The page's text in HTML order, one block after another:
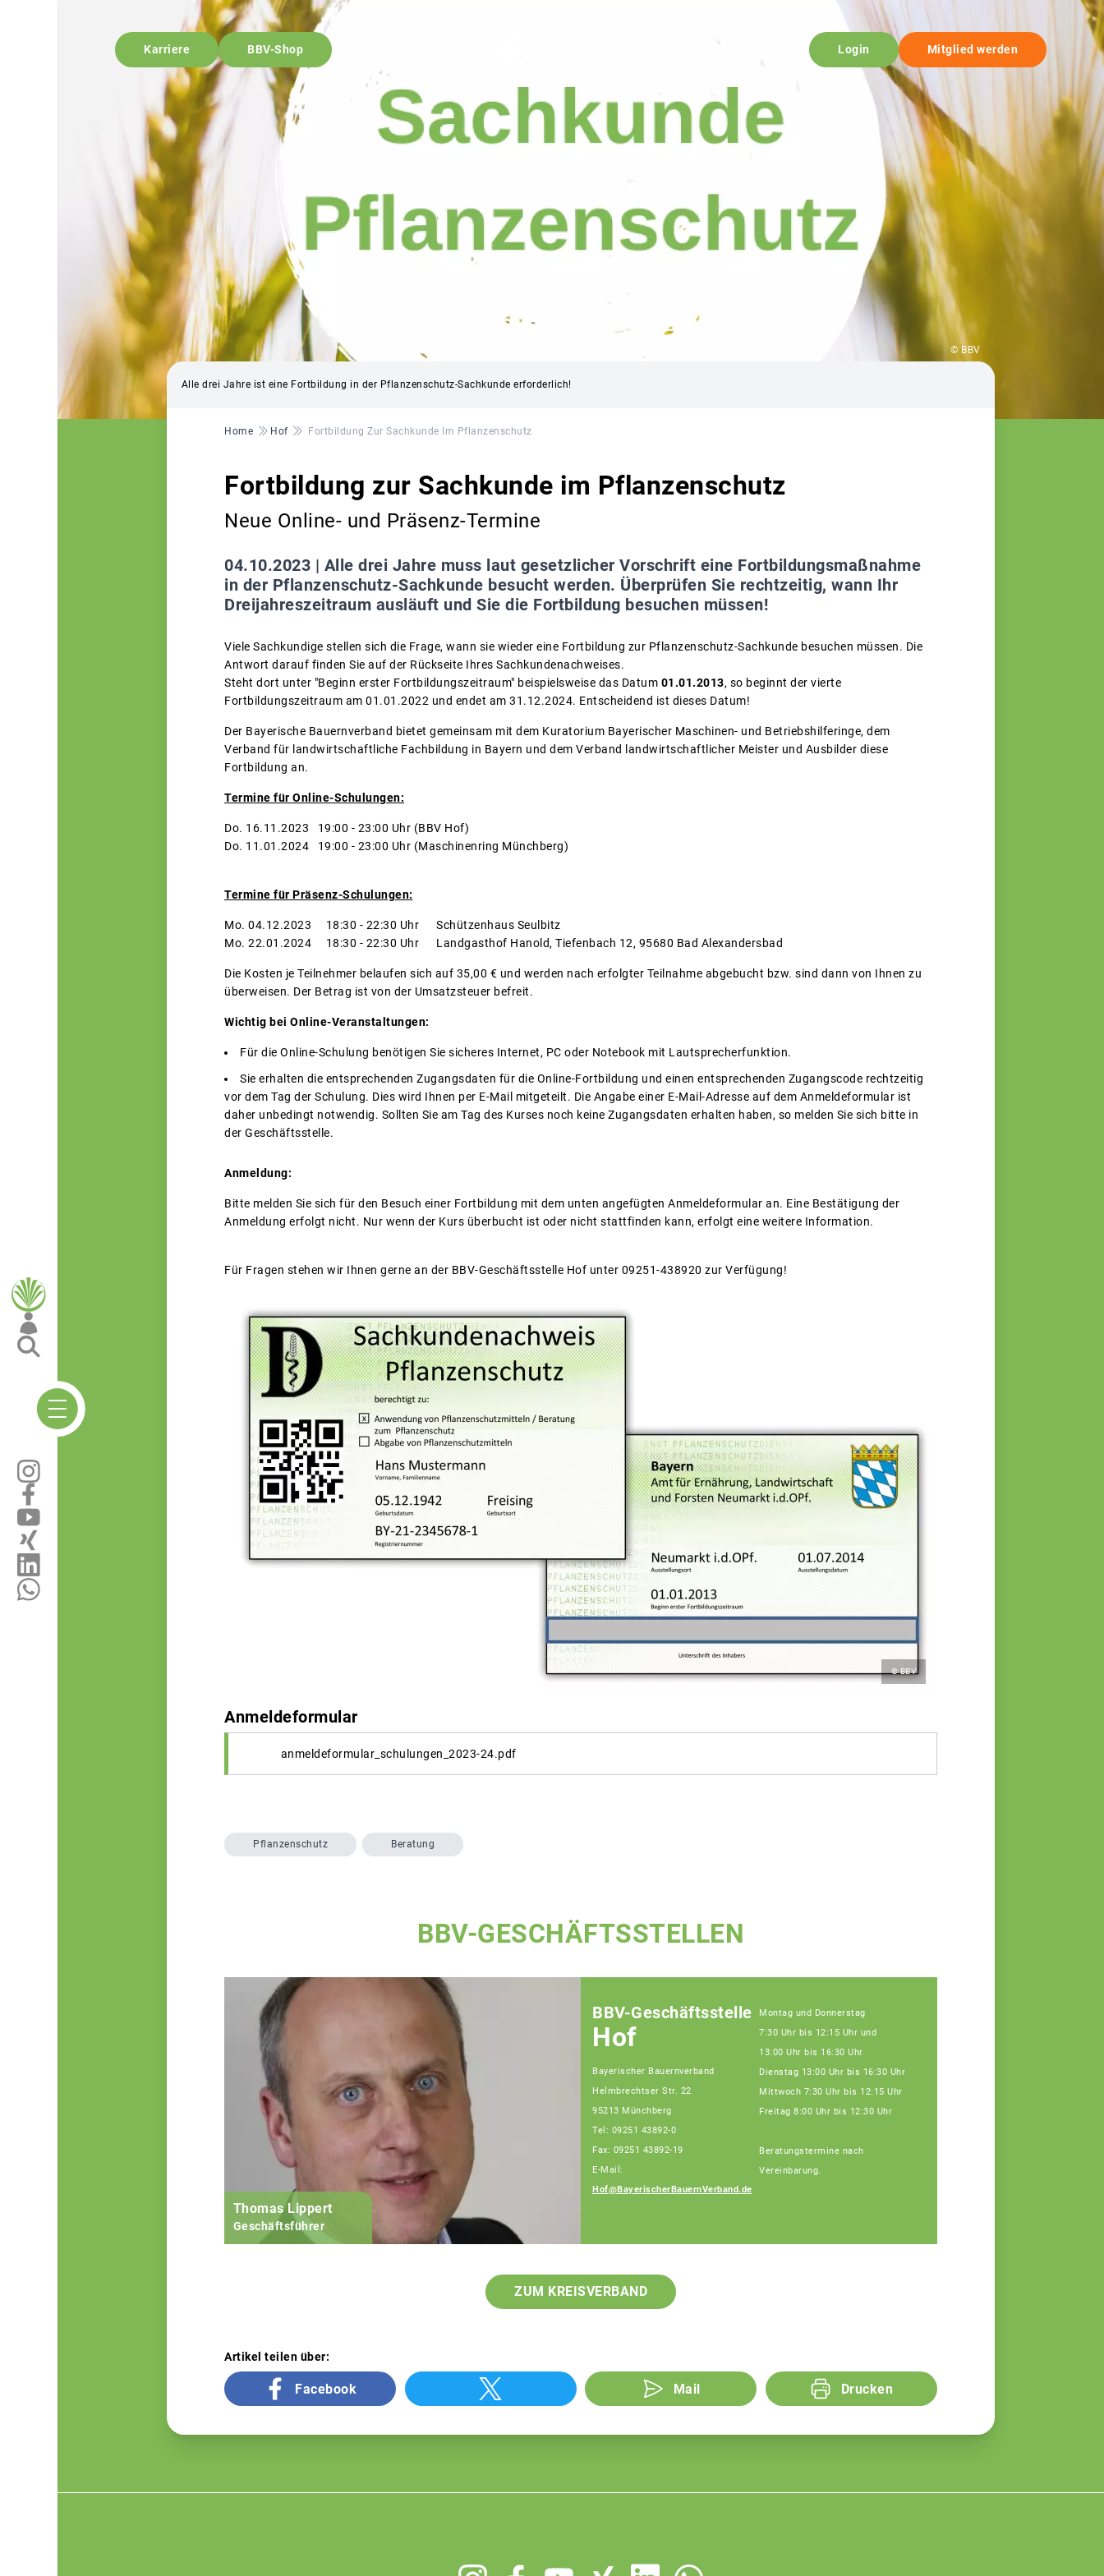
Karriere BBV-Shop Login Mitglied werden
© BBV
Alle drei Jahre ist eine Fortbildung in der Pflanzenschutz-Sachkunde erforderlich!
Pfadnavigation
Home Hof Fortbildung Zur Sachkunde Im Pflanzenschutz
Fortbildung zur Sachkunde im Pflanzenschutz
Neue Online- und Präsenz-Termine
04.10.2023 | Alle drei Jahre muss laut gesetzlicher Vorschrift eine Fortbildungsmaßnahme
in der Pflanzenschutz-Sachkunde besucht werden. Überprüfen Sie rechtzeitig, wann Ihr
Dreijahreszeitraum ausläuft und Sie die Fortbildung besuchen müssen!
Viele Sachkundige stellen sich die Frage, wann sie wieder eine Fortbildung zur Pflanzenschutz-Sachkunde besuchen müssen. Die
Antwort darauf finden Sie auf der Rückseite Ihres Sachkundenachweises.
Steht dort unter "Beginn erster Fortbildungszeitraum" beispielsweise das Datum 01.01.2013, so beginnt der vierte
Fortbildungszeitraum am 01.01.2022 und endet am 31.12.2024. Entscheidend ist dieses Datum!
Der Bayerische Bauernverband bietet gemeinsam mit dem Kuratorium Bayerischer Maschinen- und Betriebshilferinge, dem
Verband für landwirtschaftliche Fachbildung in Bayern und dem Verband landwirtschaftlicher Meister und Ausbilder diese
Fortbildung an.
Termine für Online-Schulungen:
Do. 16.11.2023 19:00 - 23:00 Uhr (BBV Hof)
Do. 11.01.2024 19:00 - 23:00 Uhr (Maschinenring Münchberg)
Termine für Präsenz-Schulungen:
Mo. 04.12.2023 18:30 - 22:30 Uhr Schützenhaus Seulbitz
Mo. 22.01.2024 18:30 - 22:30 Uhr Landgasthof Hanold, Tiefenbach 12, 95680 Bad Alexandersbad
Die Kosten je Teilnehmer belaufen sich auf 35,00 € und werden nach erfolgter Teilnahme abgebucht bzw. sind dann von Ihnen zu
überweisen. Der Betrag ist von der Umsatzsteuer befreit.
Wichtig bei Online-Veranstaltungen:
Für die Online-Schulung benötigen Sie sicheres Internet, PC oder Notebook mit Lautsprecherfunktion.
Sie erhalten die entsprechenden Zugangsdaten für die Online-Fortbildung und einen entsprechenden Zugangscode rechtzeitig
vor dem Tag der Schulung. Dies wird Ihnen per E-Mail mitgeteilt. Die Angabe einer E-Mail-Adresse auf dem Anmeldeformular ist
daher unbedingt notwendig. Sollten Sie am Tag des Kurses noch keine Zugangsdaten erhalten haben, so melden Sie sich bitte in
der Geschäftsstelle.
Anmeldung:
Bitte melden Sie sich für den Besuch einer Fortbildung mit dem unten angefügten Anmeldeformular an. Eine Bestätigung der
Anmeldung erfolgt nicht. Nur wenn der Kurs überbucht ist oder nicht stattfinden kann, erfolgt eine weitere Information.
Für Fragen stehen wir Ihnen gerne an der BBV-Geschäftsstelle Hof unter 09251-438920 zur Verfügung!
© BBV
Anmeldeformular
anmeldeformular_schulungen_2023-24.pdf
Pflanzenschutz Beratung
BBV-GESCHÄFTSSTELLEN
Thomas Lippert
Geschäftsführer
BBV-Geschäftsstelle
Hof
Bayerischer Bauernverband
Helmbrechtser Str. 22
95213 Münchberg
Tel: 09251 43892-0
Fax: 09251 43892-19
E-Mail:
Hof@BayerischerBauernVerband.de
Montag und Donnerstag
7:30 Uhr bis 12:15 Uhr und
13:00 Uhr bis 16:30 Uhr
Dienstag 13:00 Uhr bis 16:30 Uhr
Mittwoch 7:30 Uhr bis 12:15 Uhr
Freitag 8:00 Uhr bis 12:30 Uhr
Beratungstermine nach
Vereinbarung.
ZUM KREISVERBAND
Artikel teilen über:
Facebook Mail Drucken